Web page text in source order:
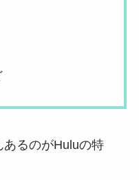
るのがHuluの特